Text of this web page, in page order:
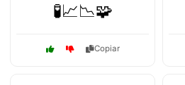
🧪📈📉🧩
Copiar